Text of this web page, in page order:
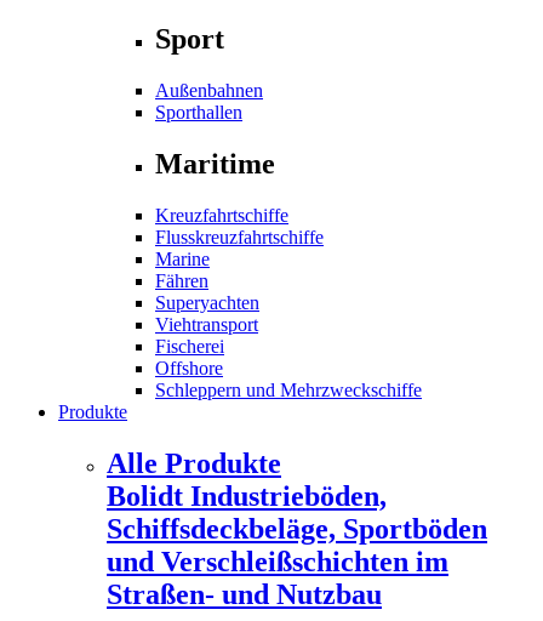
Sport
Außenbahnen
Sporthallen
Maritime
Kreuzfahrtschiffe
Flusskreuzfahrtschiffe
Marine
Fähren
Superyachten
Viehtransport
Fischerei
Offshore
Schleppern und Mehrzweckschiffe
Produkte
Alle Produkte
Bolidt Industrieböden,
Schiffsdeckbeläge, Sportböden
und Verschleißschichten im
Straßen- und Nutzbau